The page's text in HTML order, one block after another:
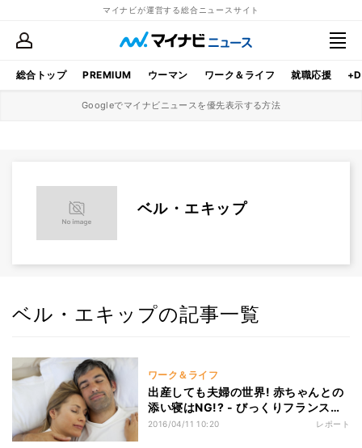
マイナビが運営する総合ニュースサイト
総合トップ PREMIUM ウーマン ワーク＆ライフ 就職応援
Googleでマイナビニュースを優先表示する方法
ベル・エキップ
ベル・エキップの記事一覧
ワーク＆ライフ
出産しても夫婦の世界! 赤ちゃんとの
添い寝はNG!? - びっくりフランス事
情
2016/04/11 10:20 レポート